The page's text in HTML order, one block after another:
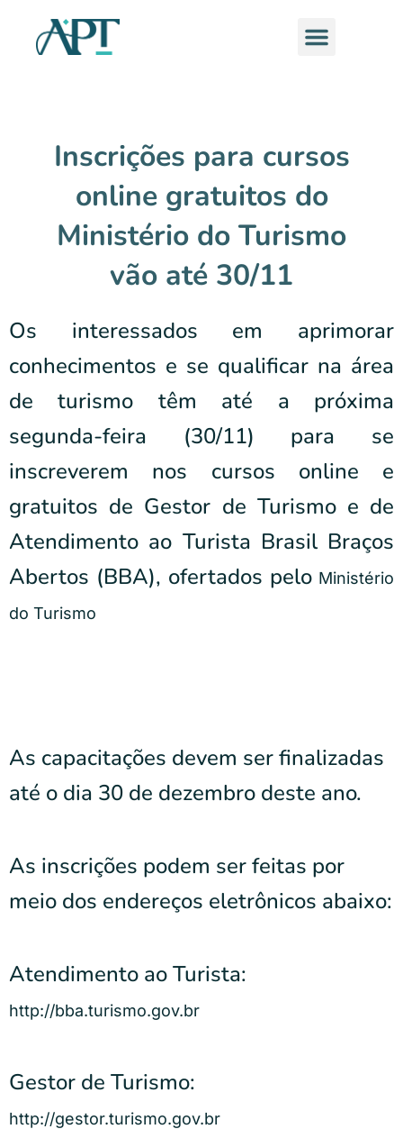
Menu
Inscrições para cursos
online gratuitos do
Ministério do Turismo
vão até 30/11
Os interessados em aprimorar
conhecimentos e se qualificar na área
de turismo têm até a próxima
segunda-feira (30/11) para se
inscreverem nos cursos online e
gratuitos de Gestor de Turismo e de
Atendimento ao Turista Brasil Braços
Abertos (BBA), ofertados pelo Ministério
do Turismo
As capacitações devem ser finalizadas
até o dia 30 de dezembro deste ano.
As inscrições podem ser feitas por
meio dos endereços eletrônicos abaixo:
Atendimento ao Turista:
http://bba.turismo.gov.br
Gestor de Turismo:
http://gestor.turismo.gov.br